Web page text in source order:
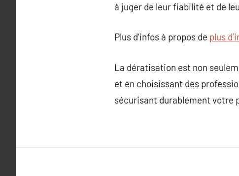
à juger de leur fiabilité et de
Plus d’infos à propos de plus
La dératisation est non
et en choisissant des
sécurisant durablement votre